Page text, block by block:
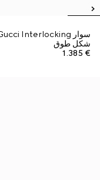
شكل طوق
€ 1.385